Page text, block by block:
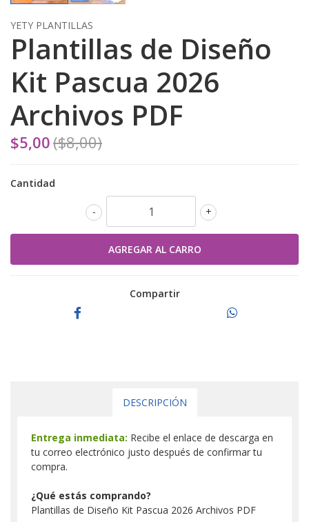
YETY PLANTILLAS
Plantillas de Diseño
Kit Pascua 2026
Archivos PDF
$5,00($8,00)
Cantidad
+
-
Compartir
DESCRIPCIÓN
Entrega inmediata: Recibe el enlace de descarga en
tu correo electrónico justo después de confirmar tu
compra.
¿Qué estás comprando?
Plantillas de Diseño Kit Pascua 2026 Archivos PDF